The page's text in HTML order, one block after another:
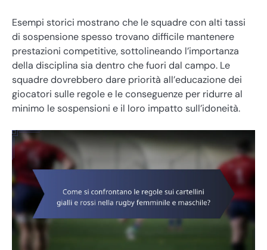
Esempi storici mostrano che le squadre con alti tassi
di sospensione spesso trovano difficile mantenere
prestazioni competitive, sottolineando l’importanza
della disciplina sia dentro che fuori dal campo. Le
squadre dovrebbero dare priorità all’educazione dei
giocatori sulle regole e le conseguenze per ridurre al
minimo le sospensioni e il loro impatto sull’idoneità.